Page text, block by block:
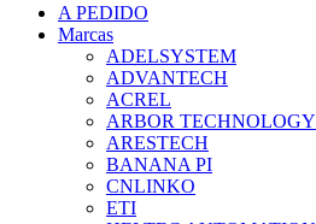
A PEDIDO
Marcas
ADELSYSTEM
ADVANTECH
ACREL
ARBOR TECHNOLOGY
ARESTECH
BANANA PI
CNLINKO
ETI